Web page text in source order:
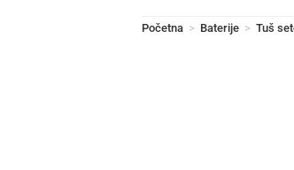
Početna > Baterije > Tuš